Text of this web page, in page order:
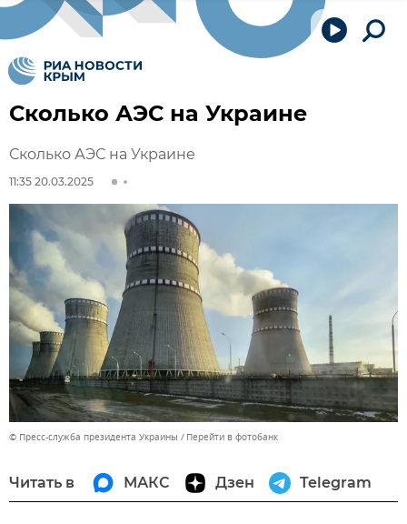
Сколько АЭС на Украине
Сколько АЭС на Украине
11:35 20.03.2025
© Пресс-служба президента Украины Перейти в фотобанк
Читать в МАКС Дзен Telegram